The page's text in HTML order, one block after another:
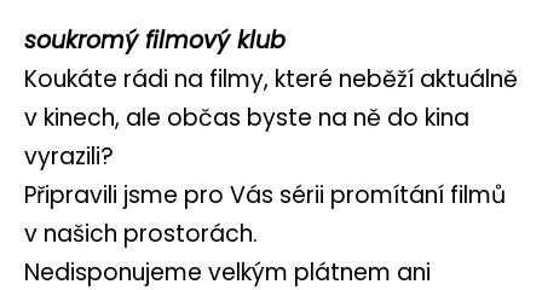
soukromý filmový klub
Koukáte rádi na filmy, které neběží aktuálně
v kinech, ale občas byste na ně do kina
vyrazili?
Připravili jsme pro Vás sérii promítání filmů
v našich prostorách.
Nedisponujeme velkým plátnem ani